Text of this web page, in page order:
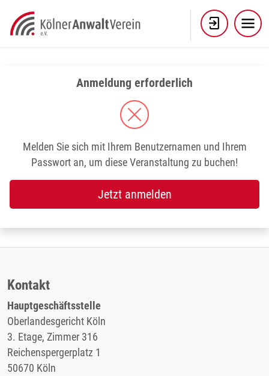
content
Anmeldung erforderlich
Melden Sie sich mit Ihrem Benutzernamen und Ihrem
Passwort an, um diese Veranstaltung zu buchen!
Jetzt anmelden
Kontakt
Hauptgeschäftsstelle
Oberlandesgericht Köln
3. Etage, Zimmer 316
Reichenspergerplatz 1
50670 Köln